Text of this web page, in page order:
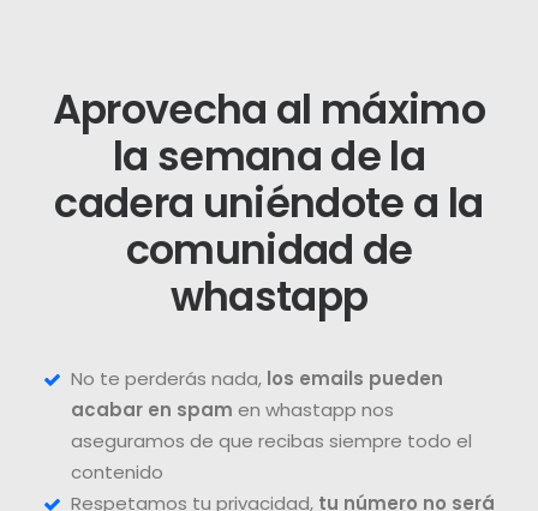
Aprovecha al máximo
la semana de la
cadera uniéndote a la
comunidad de
whastapp
No te perderás nada,los emails pueden
acabar en spam en whastapp nos
aseguramos de que recibas siempre todo el
contenido
Respetamos tu privacidad,tu número no será